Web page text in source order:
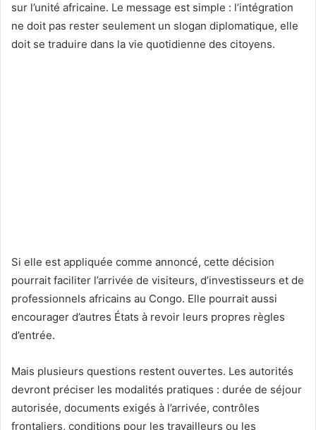
sur l’unité africaine. Le message est simple : l’intégration
ne doit pas rester seulement un slogan diplomatique, elle
doit se traduire dans la vie quotidienne des citoyens.
Si elle est appliquée comme annoncé, cette décision
pourrait faciliter l’arrivée de visiteurs, d’investisseurs et de
professionnels africains au Congo. Elle pourrait aussi
encourager d’autres États à revoir leurs propres règles
d’entrée.
Mais plusieurs questions restent ouvertes. Les autorités
devront préciser les modalités pratiques : durée de séjour
autorisée, documents exigés à l’arrivée, contrôles
frontaliers, conditions pour les travailleurs ou les